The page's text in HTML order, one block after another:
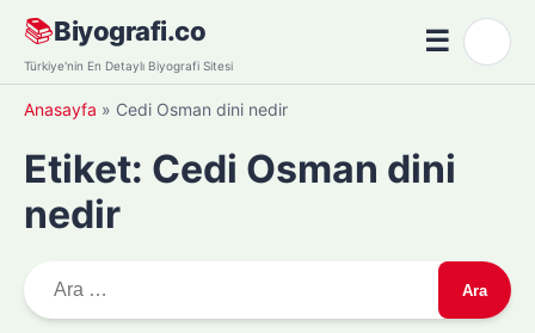
Skip
content
📚Biyografi.co
Türkiye'nin En Detaylı Biyografi Sitesi
☰Menü
Anasayfa » Cedi Osman dini nedir
Etiket: Cedi Osman dini
nedir
r